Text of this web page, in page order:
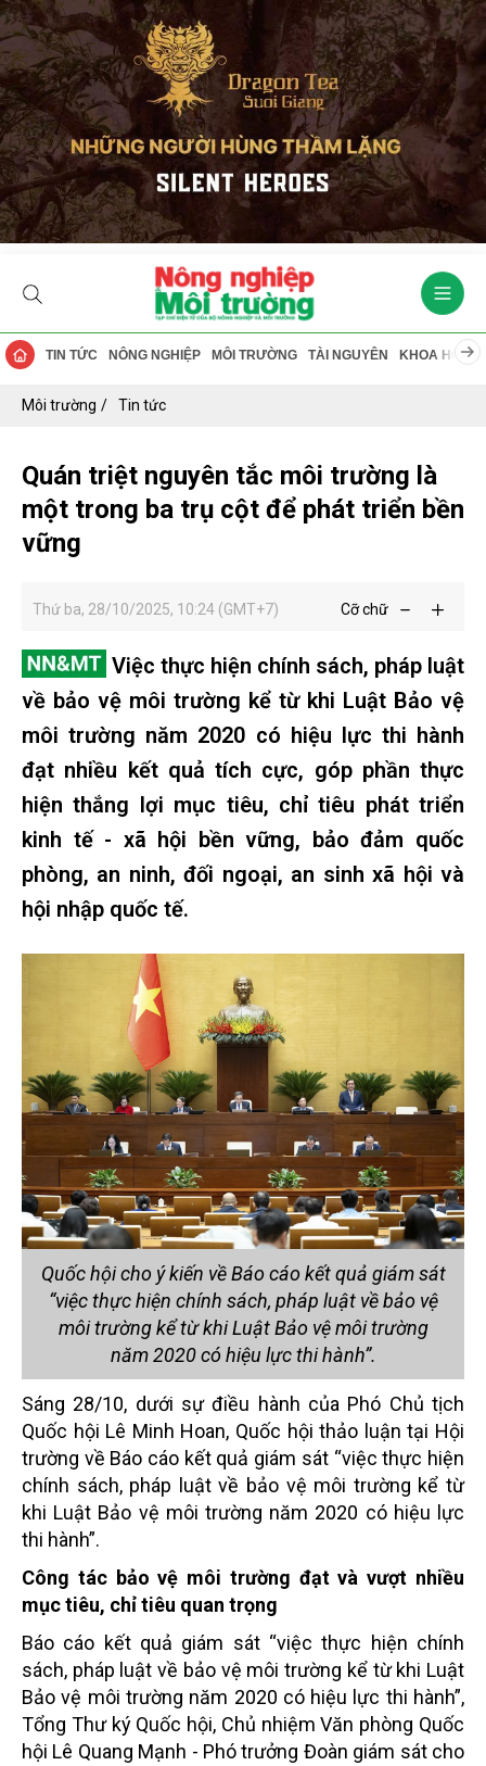
TIN TỨC NÔNG NGHIỆP MÔI TRƯỜNG TÀI NGUYÊN KHOA HỌC
Môi trường Tin tức
Quán triệt nguyên tắc môi trường là
một trong ba trụ cột để phát triển bền
vững
Thứ ba, 28/10/2025, 10:24 (GMT+7) Cỡ chữ
Việc thực hiện chính sách, pháp luật
về bảo vệ môi trường kể từ khi Luật Bảo vệ
môi trường năm 2020 có hiệu lực thi hành
đạt nhiều kết quả tích cực, góp phần thực
hiện thắng lợi mục tiêu, chỉ tiêu phát triển
kinh tế - xã hội bền vững, bảo đảm quốc
phòng, an ninh, đối ngoại, an sinh xã hội và
hội nhập quốc tế.
Quốc hội cho ý kiến về Báo cáo kết quả giám sát
“việc thực hiện chính sách, pháp luật về bảo vệ
môi trường kể từ khi Luật Bảo vệ môi trường
năm 2020 có hiệu lực thi hành”.
Sáng 28/10, dưới sự điều hành của Phó Chủ tịch
Quốc hội Lê Minh Hoan, Quốc hội thảo luận tại Hội
trường về Báo cáo kết quả giám sát “việc thực hiện
chính sách, pháp luật về bảo vệ môi trường kể từ
khi Luật Bảo vệ môi trường năm 2020 có hiệu lực
thi hành”.
Công tác bảo vệ môi trường đạt và vượt nhiều
mục tiêu, chỉ tiêu quan trọng
Báo cáo kết quả giám sát “việc thực hiện chính
sách, pháp luật về bảo vệ môi trường kể từ khi Luật
Bảo vệ môi trường năm 2020 có hiệu lực thi hành”,
Tổng Thư ký Quốc hội, Chủ nhiệm Văn phòng Quốc
hội Lê Quang Mạnh - Phó trưởng Đoàn giám sát cho